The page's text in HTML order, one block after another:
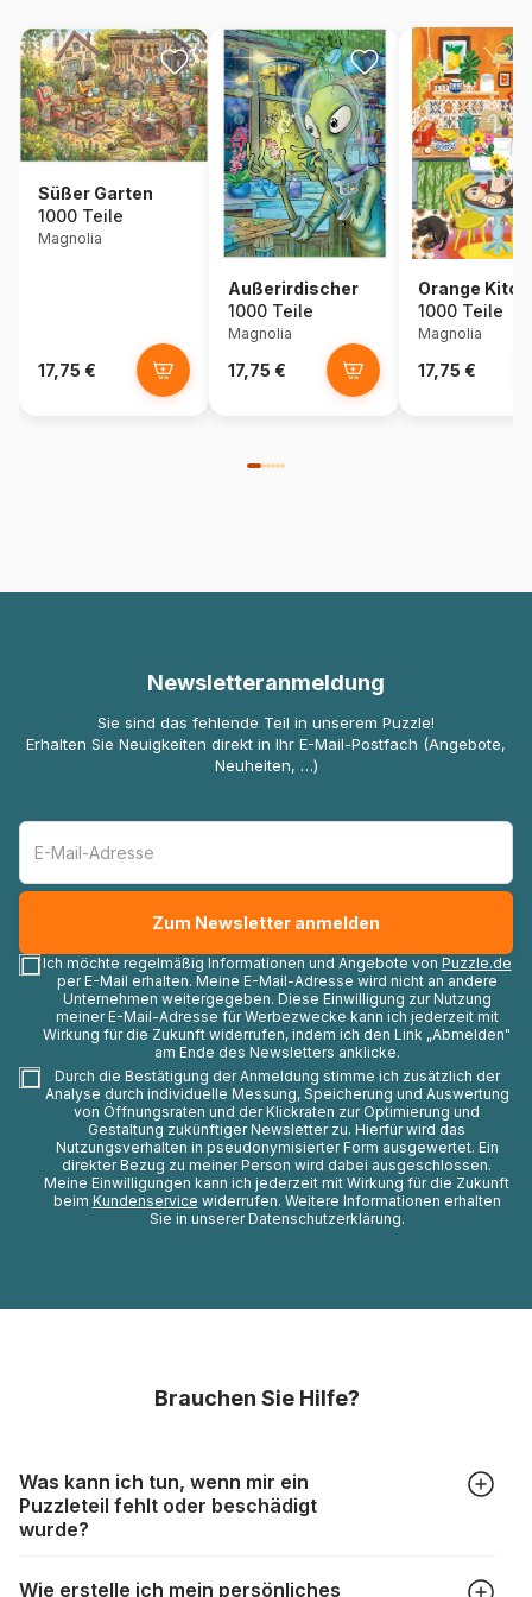
Süßer Garten
1000 Teile
Magnolia
17,75 €
Außerirdischer
1000 Teile
Magnolia
17,75 €
Orange
1000 Teile
Magnolia
17,75 €
Newsletteranmeldung
Sie sind das fehlende Teil in unserem Puzzle!
Erhalten Sie Neuigkeiten direkt in Ihr E-Mail-Postfach (Angebote,
Neuheiten, …)
Ich möchte regelmäßig Informationen und Angebote von Puzzle.de
per E-Mail erhalten. Meine E-Mail-Adresse wird nicht an andere
Unternehmen weitergegeben. Diese Einwilligung zur Nutzung
meiner E-Mail-Adresse für Werbezwecke kann ich jederzeit mit
Wirkung für die Zukunft widerrufen, indem ich den Link „Abmelden"
am Ende des Newsletters anklicke.
Durch die Bestätigung der Anmeldung stimme ich zusätzlich der
Analyse durch individuelle Messung, Speicherung und Auswertung
von Öffnungsraten und der Klickraten zur Optimierung und
Gestaltung zukünftiger Newsletter zu. Hierfür wird das
Nutzungsverhalten in pseudonymisierter Form ausgewertet. Ein
direkter Bezug zu meiner Person wird dabei ausgeschlossen.
Meine Einwilligungen kann ich jederzeit mit Wirkung für die Zukunft
beim Kundenservice widerrufen. Weitere Informationen erhalten
Sie in unserer Datenschutzerklärung.
Brauchen Sie Hilfe?
Was kann ich tun, wenn mir ein
Puzzleteil fehlt oder beschädigt
wurde?
Wie erstelle ich mein persönliches